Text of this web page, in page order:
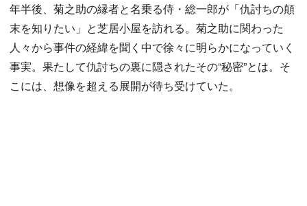
年半後、菊之助の縁者と名乗る侍・総一郎が「仇討ちの顛
末を知りたい」と芝居小屋を訪れる。菊之助に関わった
人々から事件の経緯を聞く中で徐々に明らかになっていく
事実。果たして仇討ちの裏に隠されたその“秘密”とは。そ
こには、想像を超える展開が待ち受けていた。